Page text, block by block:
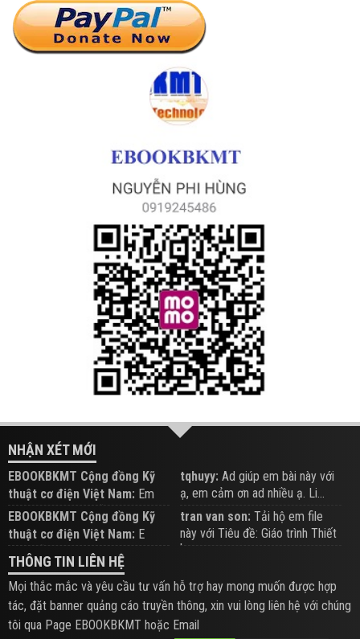
NHẬN XÉT MỚI
EBOOKBKMT Cộng đồng Kỹ
thuật cơ điện Việt Nam: Em
đăng trên Group hỗ trợ nhé
tqhuyy: Ad giúp em bài này với
ạ, em cảm ơn ad nhiều ạ. Li...
EBOOKBKMT Cộng đồng Kỹ
thuật cơ điện Việt Nam: E
xem hỗ trợ trên Group
tran van son: Tải hộ em file
này với Tiêu đề: Giáo trình Thiết
b...
THÔNG TIN LIÊN HỆ
Mọi thắc mắc và yêu cầu tư vấn hỗ trợ hay mong muốn được hợp
tác, đặt banner quảng cáo truyền thông, xin vui lòng liên hệ với chúng
tôi qua Page EBOOKBKMT hoặc Email